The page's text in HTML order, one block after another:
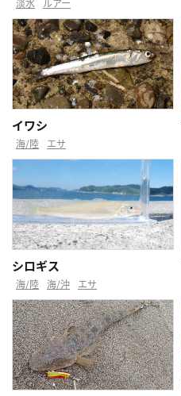
淡水 ルアー
イワシ
海/陸 エサ
シロギス
海/陸 海/沖 エサ